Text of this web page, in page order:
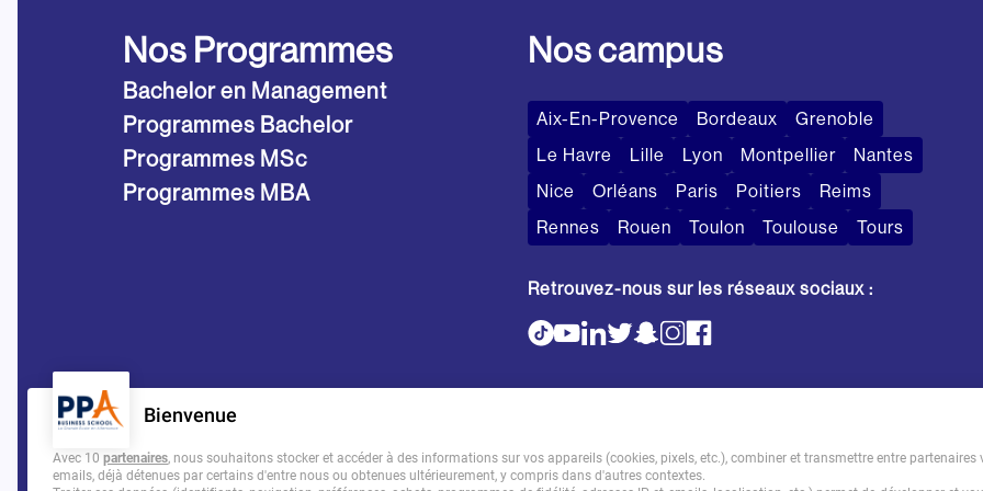
Nos Programmes
Bachelor en Management
Programmes Bachelor
Programmes MSc
Programmes MBA
Nos campus
Aix-En-Provence Bordeaux
Grenoble
Le Havre
Lille Lyon Montpellier
Nantes
Nice
Orléans Paris Poitiers
Reims
Rennes
Rouen Toulon Toulouse Tours
Retrouvez-nous sur les réseaux sociaux :
Bienvenue
Avec 10 partenaires , nous souhaitons stocker et accéder à des informations sur vos appareils (cookies, pixels, etc.), combiner et transmettre entre
emails, déjà détenues par certains d'entre nous ou obtenues ultérieurement, y compris dans d'autres contextes.